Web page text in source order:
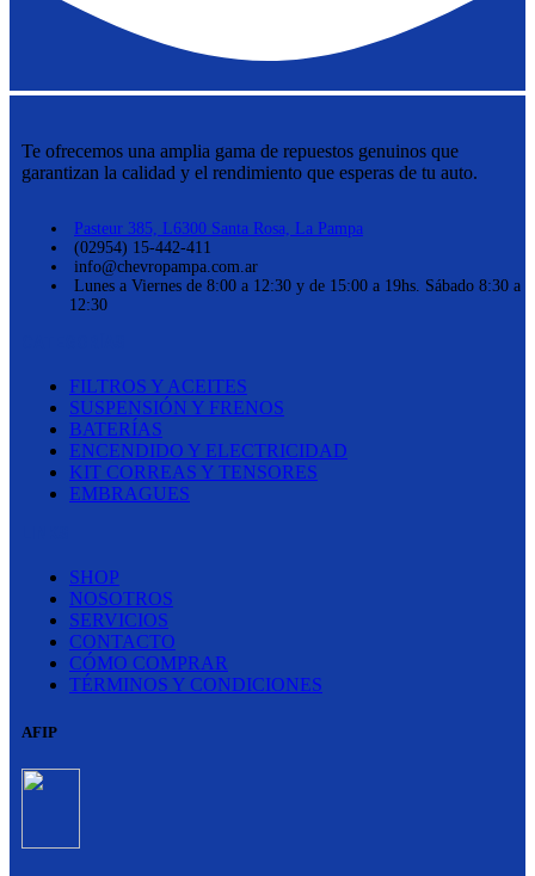
Te ofrecemos una amplia gama de repuestos genuinos que
garantizan la calidad y el rendimiento que esperas de tu auto.
Pasteur 385, L6300 Santa Rosa, La Pampa
(02954) 15-442-411
info@chevropampa.com.ar
Lunes a Viernes de 8:00 a 12:30 y de 15:00 a 19hs. Sábado 8:30 a
12:30
FILTROS Y ACEITES
SUSPENSIÓN Y FRENOS
BATERÍAS
ENCENDIDO Y ELECTRICIDAD
KIT CORREAS Y TENSORES
EMBRAGUES
SHOP
NOSOTROS
SERVICIOS
CONTACTO
CÓMO COMPRAR
TÉRMINOS Y CONDICIONES
AFIP